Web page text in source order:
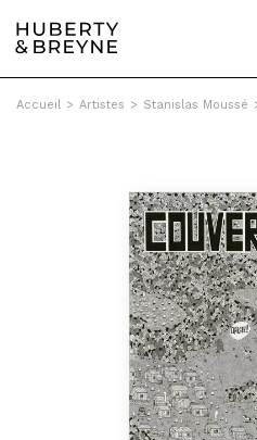
Accueil > Artistes > Stanislas Moussé